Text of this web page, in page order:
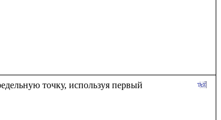
точку, используя первый